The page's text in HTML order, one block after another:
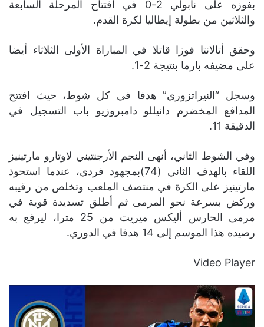
بفوزه على نابولي 2-0 في افتتاح المرحلة السابعة
والثلاثين من بطولة إيطاليا لكرة القدم.
وحقق أتالانتا فوزا قاتلا في المباراة الأولى الثلاثاء أيضا
على مضيفه بارما بنتيجة 2-1.
وسجل “النيراتزوري” هدفا في كل شوط، حيث افتتح
المدافع المخضرم دانيللو دامبروزيو باب التسجيل في
الدقيقة 11.
وفي الشوط الثاني، أنهى النجم الأرجنتيني لاوتارو مارتينيز
اللقاء بالهدف الثاني (74)بمجهود فردي، عندما استحوذ
مارتينيز على الكرة في منتصف الملعب وتخلص من رقيبه
وركض بسرعة نحو المرمى ثم أطلق تسديدة قوية في
مرمى الحارس أليكس ميريت من 25 مترا، ليرفع به
رصيده هذا الموسم إلى 14 هدفا في الدوري.
Video Player